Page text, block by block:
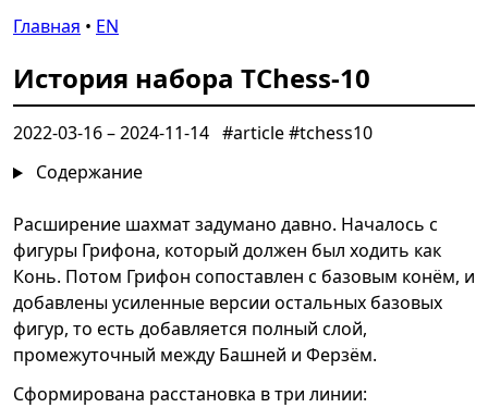
Главная • EN
История набора TChess-10
2022-03-16–2024-11-14 #article #tchess10
Содержание
Расширение шахмат задумано давно. Началось с
фигуры Грифона, который должен был ходить как
Конь. Потом Грифон сопоставлен с базовым конём, и
добавлены усиленные версии остальных базовых
фигур, то есть добавляется полный слой,
промежуточный между Башней и Ферзём.
Сформирована расстановка в три линии: